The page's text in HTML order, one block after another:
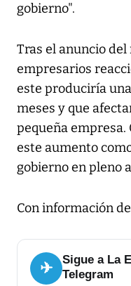
gobierno".
Tras el anuncio
empresarios
este produciría
meses y que
pequeña
este aumento
gobierno en pleno
Con información
✈
Sigue a La
Telegram